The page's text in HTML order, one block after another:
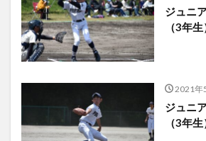
ジュニ
（3年生
2021年
ジュニ
（3年生